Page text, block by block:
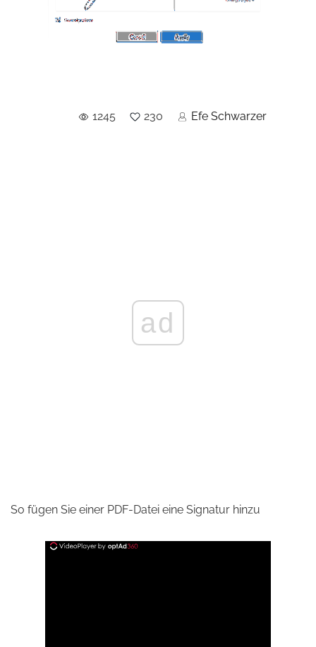
1245 230 Efe Schwarzer
ad
So fügen Sie einer PDF-Datei eine Signatur hinzu